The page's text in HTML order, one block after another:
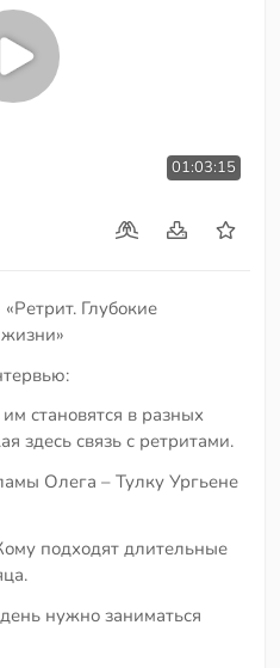
01:03:15
Глубокие
становятся в разных
здесь связь с ретритами.
Олега – Тулку Ургьене
подходят длительные
нужно заниматься